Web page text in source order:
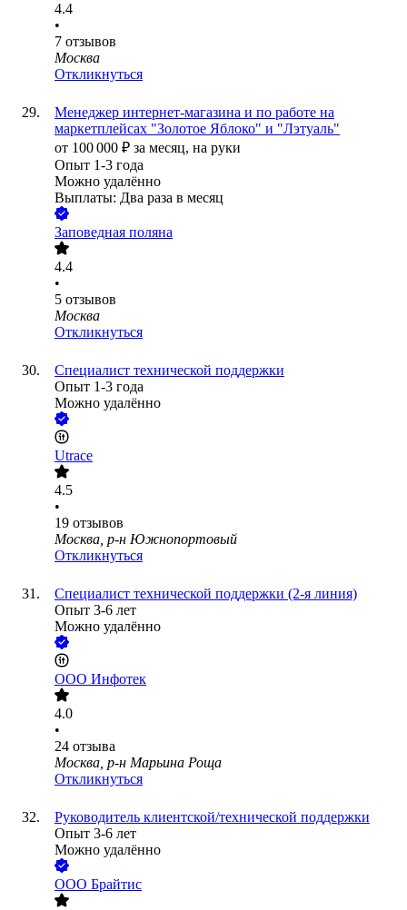
4.4
•
7 отзывов
Москва
Откликнуться
Менеджер интернет-магазина и по работе на
маркетплейсах "Золотое Яблоко" и "Лэтуаль"
от 100 000 ₽ за месяц, на руки
Опыт 1-3 года
Можно удалённо
Выплаты: Два раза в месяц
Заповедная поляна
4.4
•
5 отзывов
Москва
Откликнуться
Специалист технической поддержки
Опыт 1-3 года
Можно удалённо
Utrace
4.5
•
19 отзывов
Москва, р-н Южнопортовый
Откликнуться
Специалист технической поддержки (2-я линия)
Опыт 3-6 лет
Можно удалённо
ООО Инфотек
4.0
•
24 отзыва
Москва, р-н Марьина Роща
Откликнуться
Руководитель клиентской/технической поддержки
Опыт 3-6 лет
Можно удалённо
ООО Брайтис